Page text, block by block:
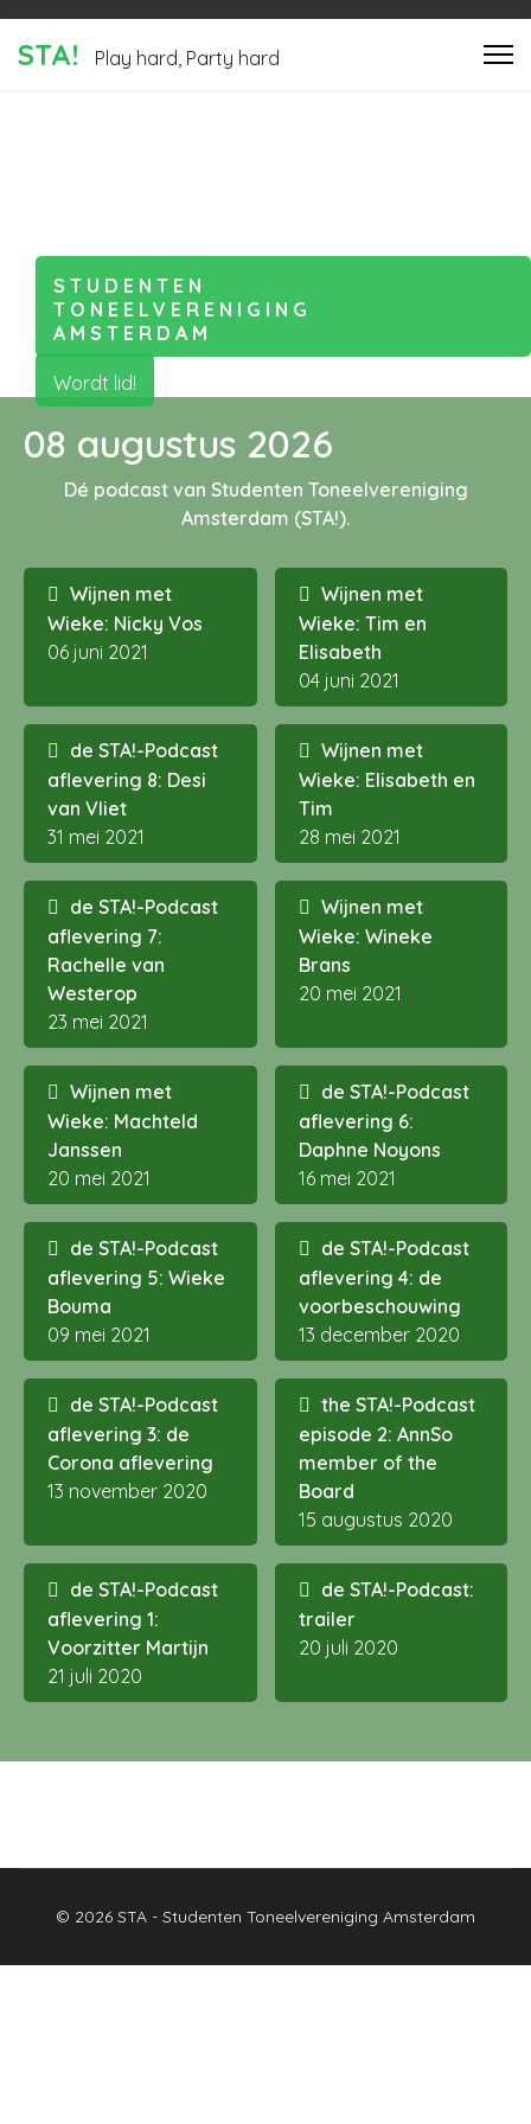
STA! Play hard, Party hard
S TUDENTEN
T ONEELVERENIGING
A MSTERDAM
Wordt lid!
08 augustus 2026
Dé podcast van Studenten Toneelvereniging
Amsterdam (STA!).
Wijnen met
Wieke: Nicky Vos
06 juni 2021
Wijnen met
Wieke: Tim en
Elisabeth
04 juni 2021
de STA!-Podcast
aflevering 8: Desi
van Vliet
31 mei 2021
Wijnen met
Wieke: Elisabeth en
Tim
28 mei 2021
de STA!-Podcast
aflevering 7:
Rachelle van
Westerop
23 mei 2021
Wijnen met
Wieke: Wineke
Brans
20 mei 2021
Wijnen met
Wieke: Machteld
Janssen
20 mei 2021
de STA!-Podcast
aflevering 6:
Daphne Noyons
16 mei 2021
de STA!-Podcast
aflevering 5: Wieke
Bouma
09 mei 2021
de STA!-Podcast
aflevering 4: de
voorbeschouwing
13 december 2020
de STA!-Podcast
aflevering 3: de
Corona aflevering
13 november 2020
the STA!-Podcast
episode 2: AnnSo
member of the
Board
15 augustus 2020
de STA!-Podcast
aflevering 1:
Voorzitter Martijn
21 juli 2020
de STA!-Podcast:
trailer
20 juli 2020
© 2026 STA - Studenten Toneelvereniging Amsterdam